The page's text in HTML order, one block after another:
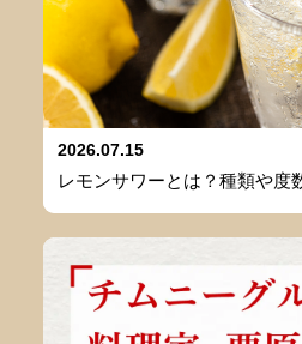
2026.07.15
レモンサワーとは？種類や度